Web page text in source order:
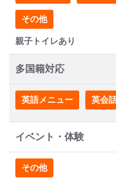
その他
親子トイレあり
多国籍対応
英語メニュー 英会
イベント・体験
その他